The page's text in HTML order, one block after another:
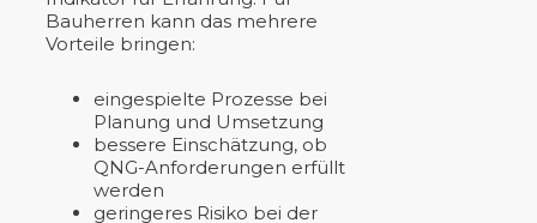
Bauherren kann das mehrere
Vorteile bringen:
eingespielte Prozesse bei
Planung und Umsetzung
bessere Einschätzung, ob
QNG-Anforderungen erfüllt
werden
geringeres Risiko bei der